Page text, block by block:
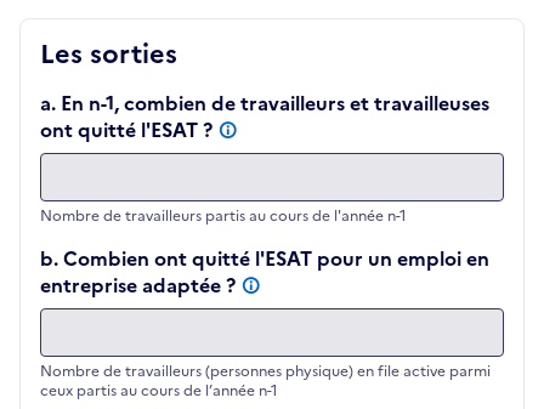
Les sorties
a. En n-1, combien de travailleurs et travailleuses
ont quitté l'ESAT ?
Nombre de travailleurs partis au cours de l'année n-1
b. Combien ont quitté l'ESAT pour un emploi en
entreprise adaptée ?
Nombre de travailleurs (personnes physique) en file active parmi
ceux partis au cours de l’année n-1